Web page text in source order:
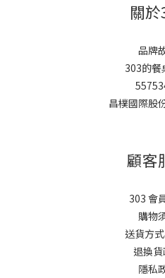
關
品牌
303的餐
昌樸國際股
顧客
303 會
購物
送貨方
退換
隱私